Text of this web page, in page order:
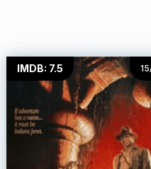
IMDB: 7.5